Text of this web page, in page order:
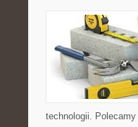
technologii.